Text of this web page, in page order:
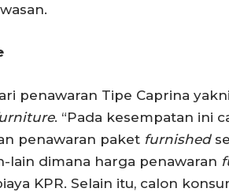
penawaran Tipe Caprina
. “Pada kesempatan ini
penawaran paket furnished
lain dimana harga penawaran
KPR. Selain itu, calon